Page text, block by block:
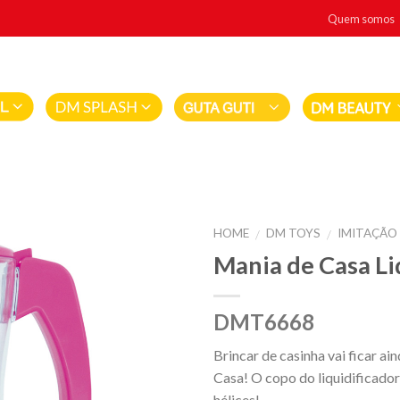
Quem somos
HOME / DM TOYS / IMITAÇÃO
Mania de Casa
DMT6668
Brincar de casinha vai ficar
Casa! O copo do